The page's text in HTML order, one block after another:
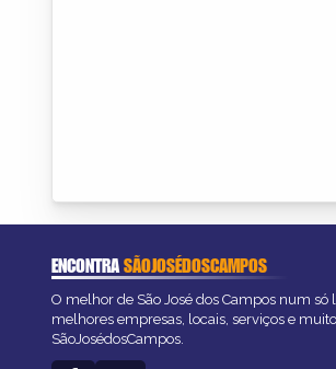
ENCONTRASÃOJOSÉDOSCAMPOS
O melhor de São José dos Campos num só
melhores empresas, locais, serviços e
SãoJosédosCampos.